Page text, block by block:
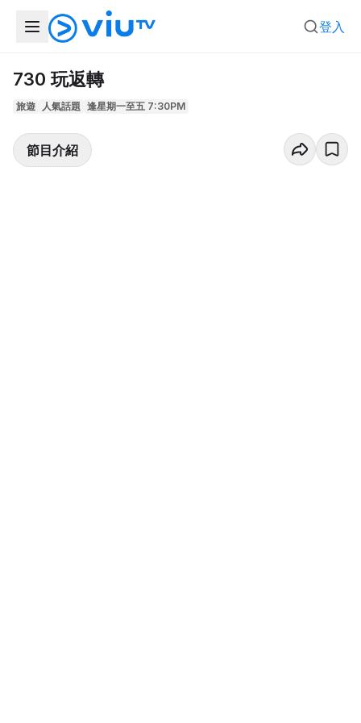
登入
730 玩返轉
旅遊 人氣話題 逢星期一至五 7:30PM
節目介紹